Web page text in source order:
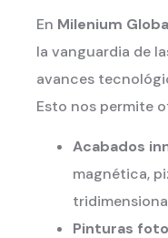
En Milenium
la vanguardia de
avances
Esto nos permite
Acabados
magnética,
Pinturas